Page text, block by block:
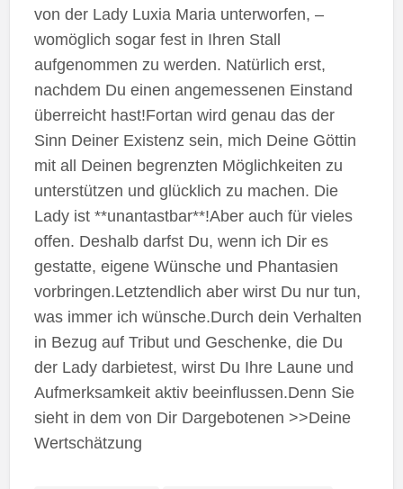
von der Lady Luxia Maria unterworfen, –
womöglich sogar fest in Ihren Stall
aufgenommen zu werden. Natürlich erst,
nachdem Du einen angemessenen Einstand
überreicht hast!Fortan wird genau das der
Sinn Deiner Existenz sein, mich Deine Göttin
mit all Deinen begrenzten Möglichkeiten zu
unterstützen und glücklich zu machen. Die
Lady ist **unantastbar**!Aber auch für vieles
offen. Deshalb darfst Du, wenn ich Dir es
gestatte, eigene Wünsche und Phantasien
vorbringen.Letztendlich aber wirst Du nur tun,
was immer ich wünsche.Durch dein Verhalten
in Bezug auf Tribut und Geschenke, die Du
der Lady darbietest, wirst Du Ihre Laune und
Aufmerksamkeit aktiv beeinflussen.Denn Sie
sieht in dem von Dir Dargebotenen >>Deine
Wertschätzung